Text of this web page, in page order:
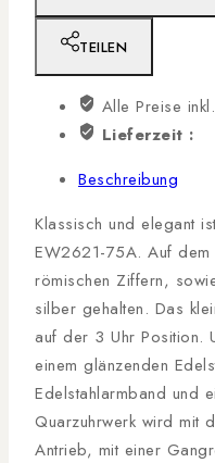
TEILEN
Alle Preise
Lieferzeit :
Beschreibung
Klassisch und elegant
EW2621-75A. Auf
römischen Ziffern,
silber gehalten. Das
auf der 3 Uhr Position.
einem glänzenden
Edelstahlarmband und
Quarzuhrwerk wird mit
Antrieb, mit einer